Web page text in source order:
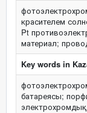
красителем
Pt
материал;
Key words in
батареясы;